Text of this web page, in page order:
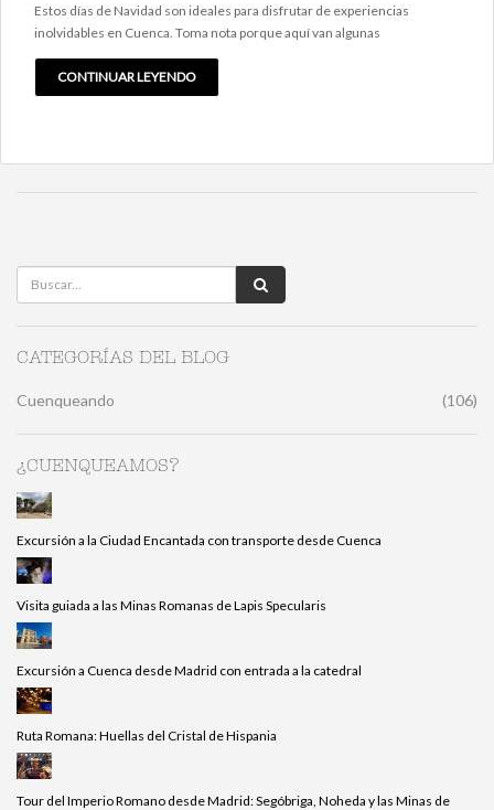
Estos días de Navidad son ideales para disfrutar de experiencias
inolvidables en Cuenca. Toma nota porque aquí van algunas
CONTINUAR LEYENDO
CATEGORÍAS DEL BLOG
Cuenqueando (106)
¿CUENQUEAMOS?
Excursión a la Ciudad Encantada con transporte desde Cuenca
Visita guiada a las Minas Romanas de Lapis Specularis
Excursión a Cuenca desde Madrid con entrada a la catedral
Ruta Romana: Huellas del Cristal de Hispania
Tour del Imperio Romano desde Madrid: Segóbriga, Noheda y las Minas de